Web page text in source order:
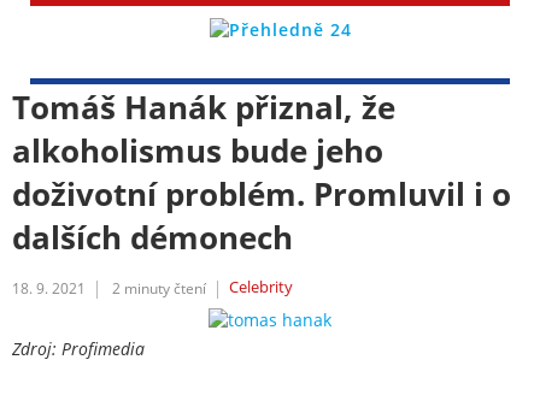
Tomáš Hanák přiznal, že
alkoholismus bude jeho
doživotní problém. Promluvil i o
dalších démonech
18. 9. 2021 2 minuty čtení Celebrity
Zdroj: Profimedia